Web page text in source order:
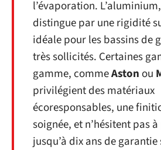
l’évaporation.
distingue par une rigidité
idéale pour les bassins de
très sollicités. Certaines
gamme, commeAston ou
privilégient des matériaux
écoresponsables, une
soignée, et n’hésitent pas
jusqu’à dix ans de